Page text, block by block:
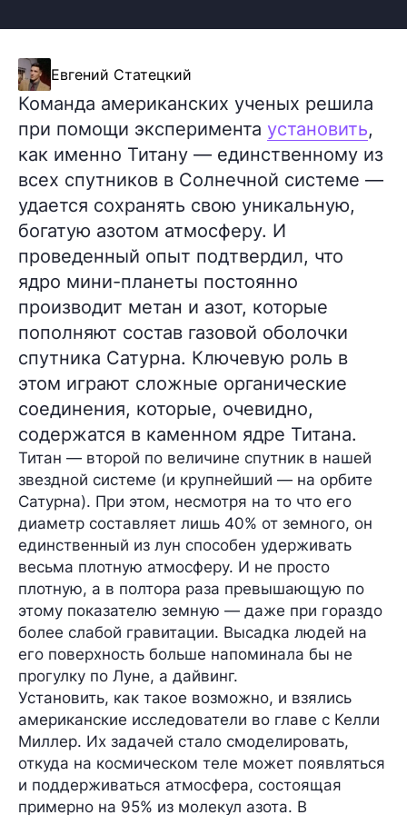
Евгений Статецкий
Команда американских ученых решила
при помощи эксперимента установить,
как именно Титану — единственному из
всех спутников в Солнечной системе —
удается сохранять свою уникальную,
богатую азотом атмосферу. И
проведенный опыт подтвердил, что
ядро мини-планеты постоянно
производит метан и азот, которые
пополняют состав газовой оболочки
спутника Сатурна. Ключевую роль в
этом играют сложные органические
соединения, которые, очевидно,
содержатся в каменном ядре Титана.
Титан — второй по величине спутник в нашей
звездной системе (и крупнейший — на орбите
Сатурна). При этом, несмотря на то что его
диаметр составляет лишь 40% от земного, он
единственный из лун способен удерживать
весьма плотную атмосферу. И не просто
плотную, а в полтора раза превышающую по
этому показателю земную — даже при гораздо
более слабой гравитации. Высадка людей на
его поверхность больше напоминала бы не
прогулку по Луне, а дайвинг.
Установить, как такое возможно, и взялись
американские исследователи во главе с Келли
Миллер. Их задачей стало смоделировать,
откуда на космическом теле может появляться
и поддерживаться атмосфера, состоящая
примерно на 95% из молекул азота. В